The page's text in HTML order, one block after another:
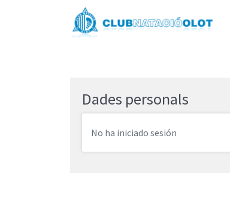
Dades personals
No ha iniciado sesión